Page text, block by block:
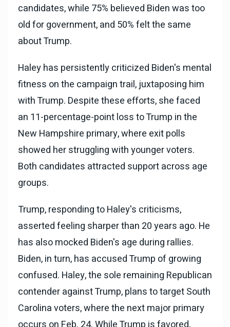
candidates, while 75% believed Biden was too
old for government, and 50% felt the same
about Trump.
Haley has persistently criticized Biden's mental
fitness on the campaign trail, juxtaposing him
with Trump. Despite these efforts, she faced
an 11-percentage-point loss to Trump in the
New Hampshire primary, where exit polls
showed her struggling with younger voters.
Both candidates attracted support across age
groups.
Trump, responding to Haley's criticisms,
asserted feeling sharper than 20 years ago. He
has also mocked Biden's age during rallies.
Biden, in turn, has accused Trump of growing
confused. Haley, the sole remaining Republican
contender against Trump, plans to target South
Carolina voters, where the next major primary